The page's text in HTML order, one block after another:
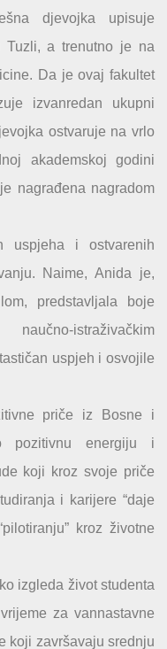
djevojka upisuje
Tuzli, a trenutno je na
Da je ovaj fakultet
izvanredan ukupni
ostvaruje na vrlo
akademskoj godini
nagrađena nagradom
uspjeha i ostvarenih
Naime, Anida je,
predstavljala boje
istraživačkim
uspjeh i osvojile
priče iz Bosne i
pozitivnu energiju i
koji kroz svoje priče
i karijere “daje
kroz životne
izgleda život studenta
za vannastavne
koji završavaju srednju